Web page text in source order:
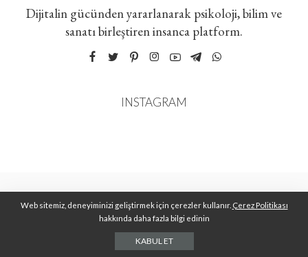
Dijitalin gücünden yararlanarak psikoloji, bilim ve
sanatı birleştiren insanca platform.
INSTAGRAM
Web sitemiz, deneyiminizi geliştirmek için çerezler kullanır. Çerez Politikası
hakkında daha fazla bilgi edinin
KABUL ET